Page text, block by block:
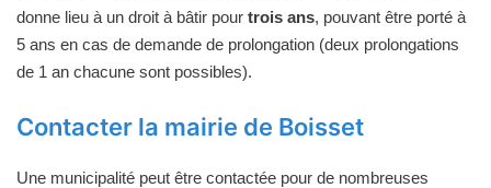
donne lieu à un droit à bâtir pour trois ans, pouvant être porté à
5 ans en cas de demande de prolongation (deux prolongations
de 1 an chacune sont possibles).
Contacter la mairie de Boisset
Une municipalité peut être contactée pour de nombreuses